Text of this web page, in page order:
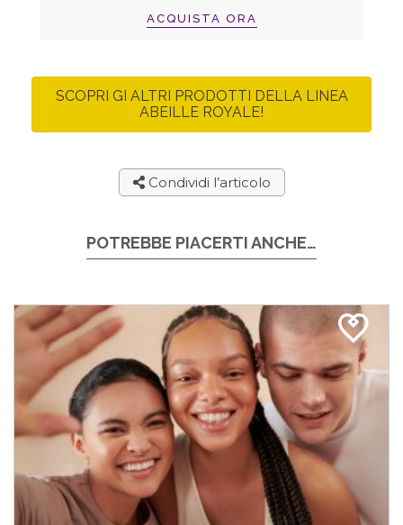
ACQUISTA ORA
SCOPRI GI ALTRI PRODOTTI DELLA LINEA
ABEILLE ROYALE!
Condividi l’articolo
POTREBBE PIACERTI ANCHE…